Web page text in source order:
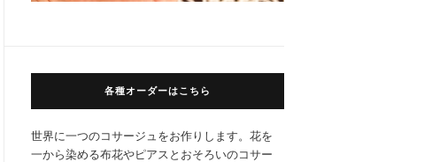
各種オーダーはこちら
世界に一つのコサージュをお作りします。花を
一から染める布花やピアスとおそろいのコサー